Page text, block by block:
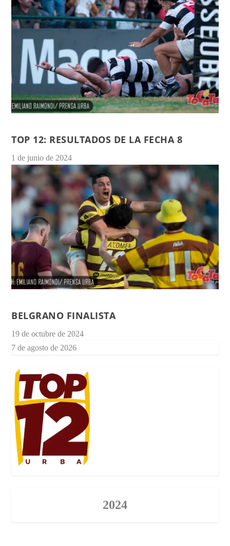
TOP 12: RESULTADOS DE LA FECHA 8
1 de junio de 2024
BELGRANO FINALISTA
19 de octubre de 2024
7 de agosto de 2026
2024